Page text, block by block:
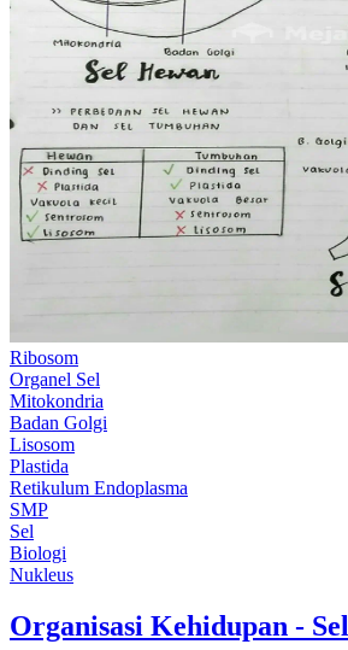
Ribosom
Organel Sel
Mitokondria
Badan Golgi
Lisosom
Plastida
Retikulum Endoplasma
SMP
Sel
Biologi
Nukleus
Organisasi Kehidupan - Sel